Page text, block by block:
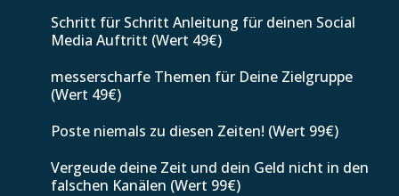
Schritt für Schritt Anleitung für deinen Social
Media Auftritt (Wert 49€)
messerscharfe Themen für Deine Zielgruppe
(Wert 49€)
Poste niemals zu diesen Zeiten! (Wert 99€)
Vergeude deine Zeit und dein Geld nicht in den
falschen Kanälen (Wert 99€)